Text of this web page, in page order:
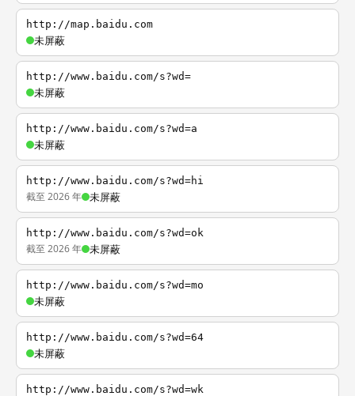
http://map.baidu.com
未屏蔽
http://www.baidu.com/s?wd=
未屏蔽
http://www.baidu.com/s?wd=a
未屏蔽
http://www.baidu.com/s?wd=hi
截至 2026 年 未屏蔽
http://www.baidu.com/s?wd=ok
截至 2026 年 未屏蔽
http://www.baidu.com/s?wd=mo
未屏蔽
http://www.baidu.com/s?wd=64
未屏蔽
http://www.baidu.com/s?wd=wk